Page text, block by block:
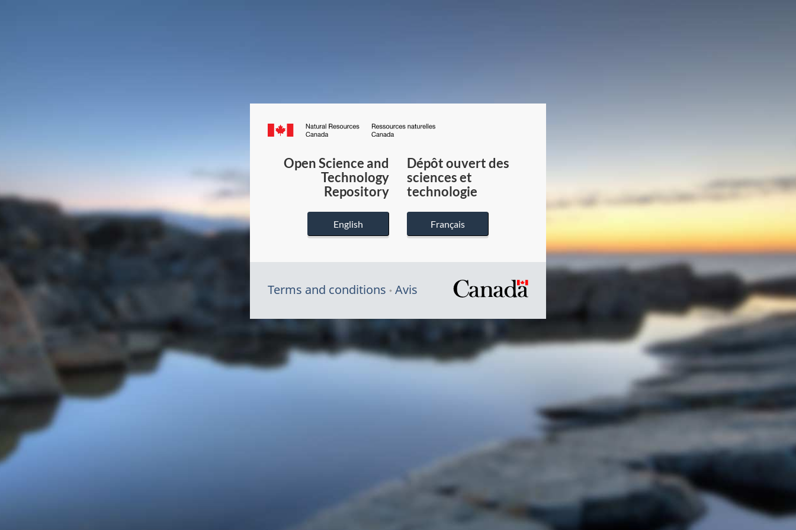
Canada.ca
du
Canada
Open Science and
Technology
Repository
English
Dépôt ouvert des
sciences et
technologie
Français
Terms and conditions Avis
/
Symbole
gouvernement